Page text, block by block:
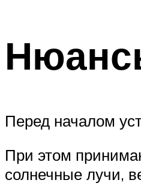
Перед началом
При этом
солнечные лучи,